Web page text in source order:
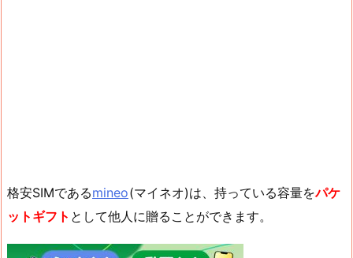
格安SIMであるmineo(マイネオ)は、持っている容量をパケ
ットギフト として他人に贈ることができます。